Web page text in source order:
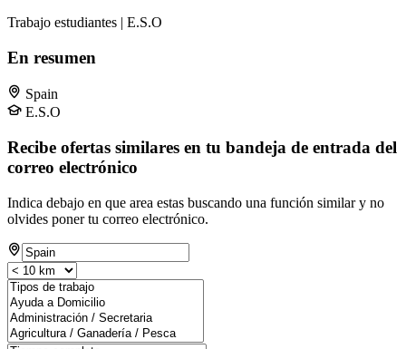
Trabajo estudiantes | E.S.O
En resumen
Spain
E.S.O
Recibe ofertas similares en tu bandeja de entrada del
correo electrónico
Indica debajo en que area estas buscando una función similar y no
olvides poner tu correo electrónico.